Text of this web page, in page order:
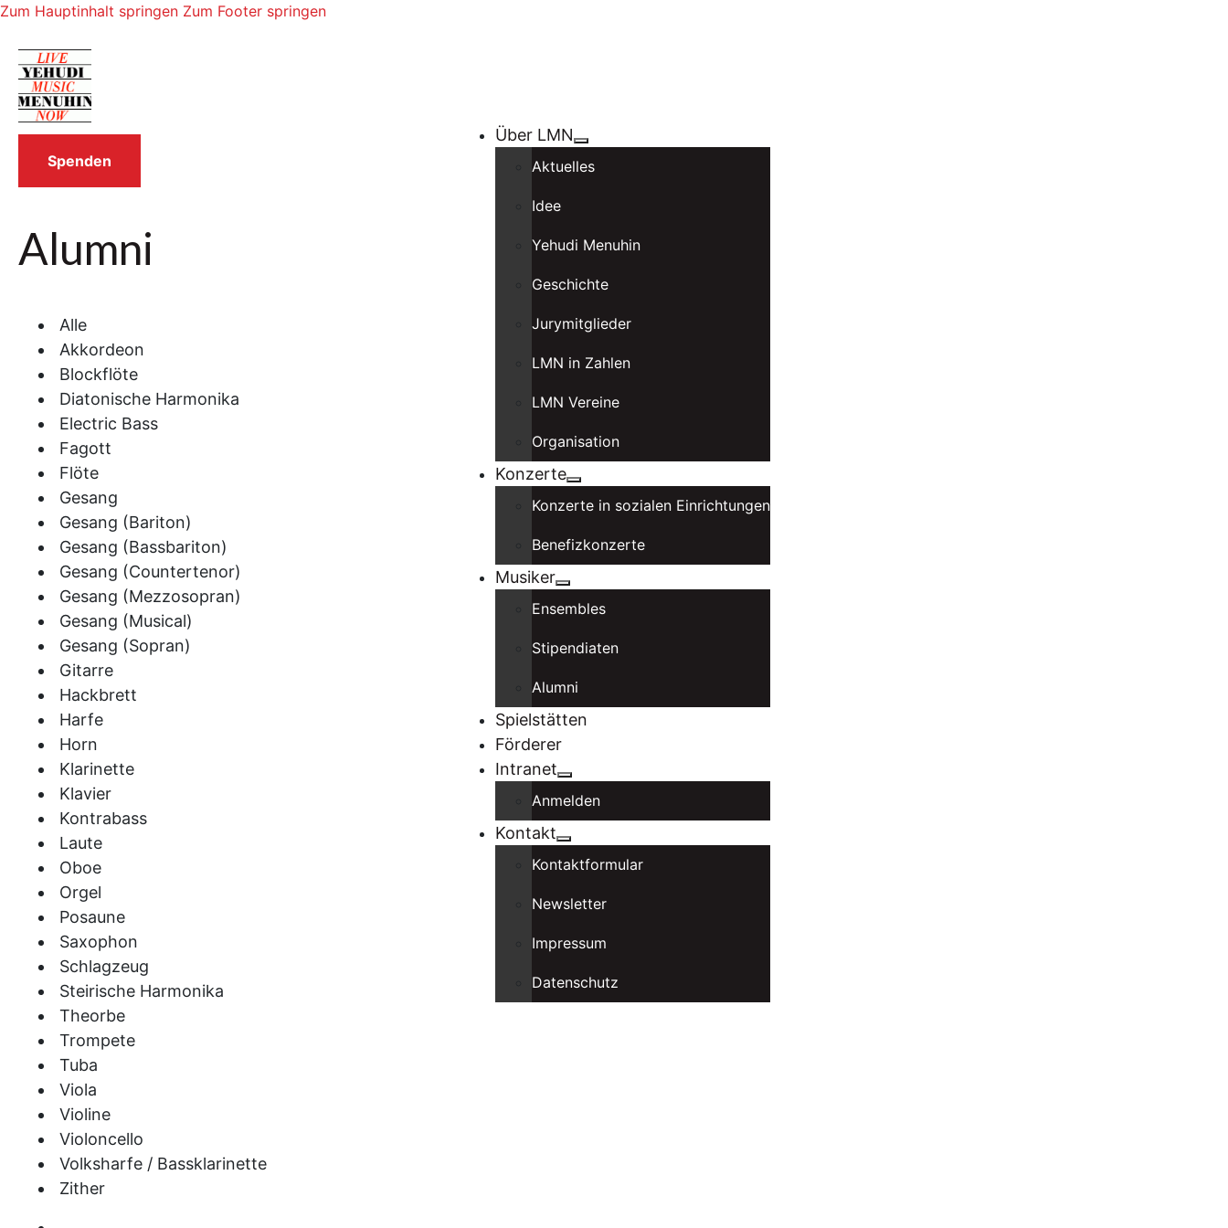
Zum Hauptinhalt springen Zum Footer springen
Über LMN
Aktuelles
Idee
Yehudi Menuhin
Geschichte
Jurymitglieder
LMN in Zahlen
LMN Vereine
Organisation
Konzerte
Konzerte in sozialen Einrichtungen
Benefizkonzerte
Musiker
Ensembles
Stipendiaten
Alumni
Spielstätten
Förderer
Intranet
Anmelden
Kontakt
Kontaktformular
Newsletter
Impressum
Datenschutz
Spenden
Alumni
Alle
Akkordeon
Blockflöte
Diatonische Harmonika
Electric Bass
Fagott
Flöte
Gesang
Gesang (Bariton)
Gesang (Bassbariton)
Gesang (Countertenor)
Gesang (Mezzosopran)
Gesang (Musical)
Gesang (Sopran)
Gitarre
Hackbrett
Harfe
Horn
Klarinette
Klavier
Kontrabass
Laute
Oboe
Orgel
Posaune
Saxophon
Schlagzeug
Steirische Harmonika
Theorbe
Trompete
Tuba
Viola
Violine
Violoncello
Volksharfe / Bassklarinette
Zither